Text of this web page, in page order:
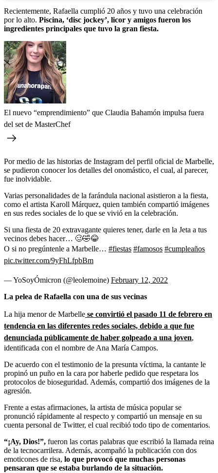
Recientemente, Rafaella cumplió 20 años y tuvo una celebración
por lo alto. Piscina, ‘disc jockey’, licor y amigos fueron los
ingredientes principales que tuvo la gran fiesta.
El nuevo “emprendimiento” que Claudia Bahamón impulsa fuera
del set de MasterChef
Por medio de las historias de Instagram del perfil oficial de Marbelle,
se pudieron conocer los detalles del onomástico, el cual, al parecer,
fue inolvidable.
Varias personalidades de la farándula nacional asistieron a la fiesta,
como el artista Karoll Márquez, quien también compartió imágenes
en sus redes sociales de lo que se vivió en la celebración.
Si una fiesta de 20 extravagante quieres tener, darle en la Jeta a tus
vecinos debes hacer… 🥴🤣😂
O si no pregúntenle a Marbelle… #fiestas #famosos #cumpleaños
pic.twitter.com/9yFhLfpbBm
— YoSoyÓmicron (@leolemoine) February 12, 2022
La pelea de Rafaella con una de sus vecinas
La hija menor de Marbelle se convirtió el pasado 11 de febrero en
tendencia en las diferentes redes sociales, debido a que fue
denunciada públicamente de haber golpeado a una joven,
identificada con el nombre de Ana María Campos.
De acuerdo con el testimonio de la presunta víctima, la cantante le
propinó un puño en la cara por haberle pedido que respetara los
protocolos de bioseguridad. Además, compartió dos imágenes de la
agresión.
Frente a estas afirmaciones, la artista de música popular se
pronunció rápidamente al respecto y compartió un mensaje en su
cuenta personal de Twitter, el cual recibió todo tipo de comentarios.
“¡Ay, Dios!”, fueron las cortas palabras que escribió la llamada reina
de la tecnocarrilera. Además, acompañó la publicación con dos
emoticones de risa, lo que provocó que muchas personas
pensaran que se estaba burlando de la situación.